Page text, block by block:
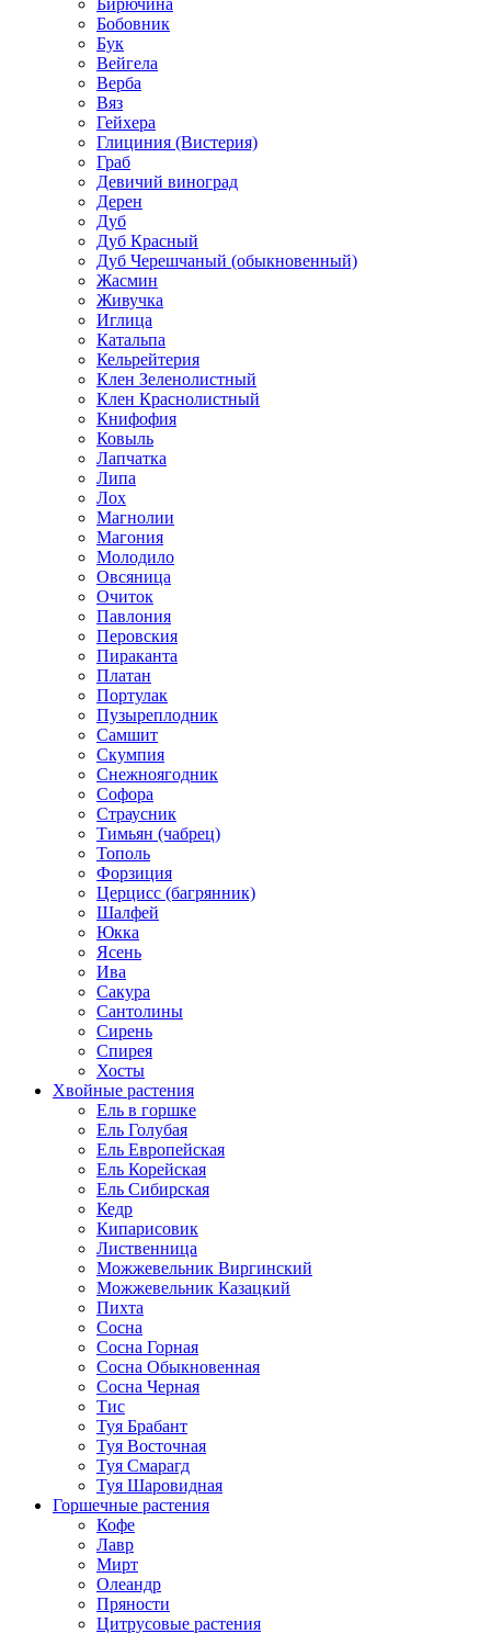
Бирючина
Бобовник
Бук
Вейгела
Верба
Вяз
Гейхера
Глициния (Вистерия)
Граб
Девичий виноград
Дерен
Дуб
Дуб Красный
Дуб Черешчаный (обыкновенный)
Жасмин
Живучка
Иглица
Катальпа
Кельрейтерия
Клен Зеленолистный
Клен Краснолистный
Книфофия
Ковыль
Лапчатка
Липа
Лох
Магнолии
Магония
Молодило
Овсяница
Очиток
Павлония
Перовския
Пираканта
Платан
Портулак
Пузыреплодник
Самшит
Скумпия
Снежноягодник
Софора
Страусник
Тимьян (чабрец)
Тополь
Форзиция
Церцисс (багрянник)
Шалфей
Юкка
Ясень
Ива
Сакура
Сантолины
Сирень
Спирея
Хосты
Хвойные растения
Ель в горшке
Ель Голубая
Ель Европейская
Ель Корейская
Ель Сибирская
Кедр
Кипарисовик
Лиственница
Можжевельник Виргинский
Можжевельник Казацкий
Пихта
Сосна
Сосна Горная
Сосна Обыкновенная
Сосна Черная
Тис
Туя Брабант
Туя Восточная
Туя Смарагд
Туя Шаровидная
Горшечные растения
Кофе
Лавр
Мирт
Олеандр
Пряности
Цитрусовые растения